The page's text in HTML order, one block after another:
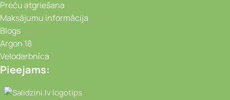
Preču atgriešana
Maksājumu informācija
Blogs
Argon 18
Velodarbnīca
Pieejams:
Video novērošanas kameras, Portatīvie